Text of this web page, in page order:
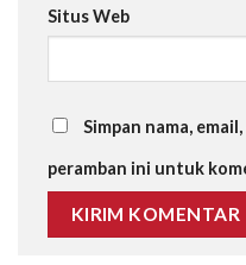
Situs Web
Simpan nama,
peramban ini untuk